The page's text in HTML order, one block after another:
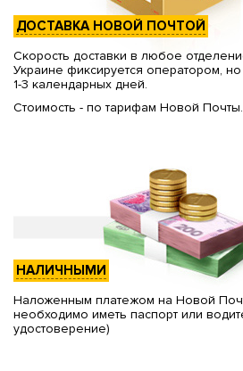
ДОСТАВКА НОВОЙ ПОЧТОЙ
Скорость доставки в любое
Украине фиксируется оператором,
1-3 календарных дней.
Стоимость - по тарифам Новой Почты.
НАЛИЧНЫМИ
Наложенным платежом на Новой
необходимо иметь паспорт или
удостоверение)